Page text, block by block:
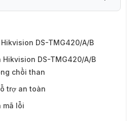
Hikvision DS-DS-TMG420/A/B
DS-TMG420/A/B
chổi than
trợ an toàn
mã lỗi